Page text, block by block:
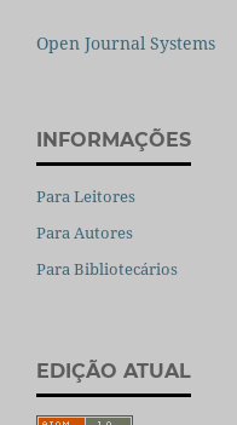
Open Journal Systems
INFORMAÇÕES
Para Leitores
Para Autores
Para Bibliotecários
EDIÇÃO ATUAL